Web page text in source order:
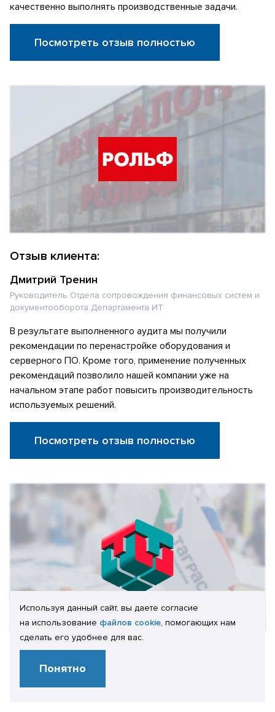
качественно выполнять производственные задачи.
Посмотреть отзыв полностью
Отзыв клиента:
Дмитрий Тренин
Руководитель Отдела сопровождения финансовых систем и
документооборота Департамента ИТ
В результате выполненного аудита мы получили
рекомендации по перенастройке оборудования и
серверного ПО. Кроме того, применение полученных
рекомендаций позволило нашей компании уже на
начальном этапе работ повысить производительность
используемых решений.
Посмотреть отзыв полностью
Отзыв клиента:
Используя данный сайт, вы даете согласие
на использование файлов cookie, помогающих нам
сделать его удобнее для вас.
Понятно